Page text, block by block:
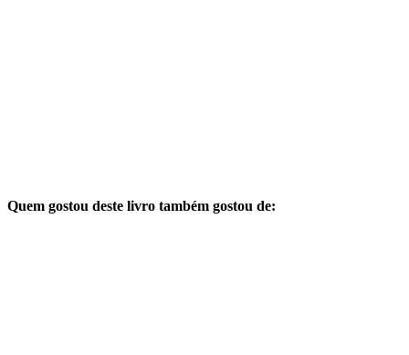
Quem gostou deste livro também gostou de: